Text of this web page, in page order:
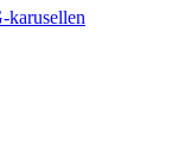
karusellen